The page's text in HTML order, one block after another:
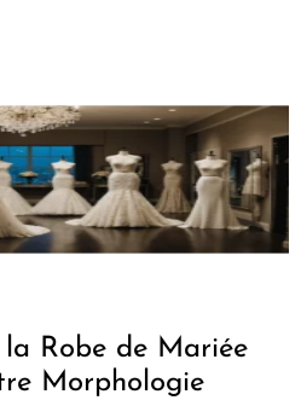
Robe de Mariée
Morphologie